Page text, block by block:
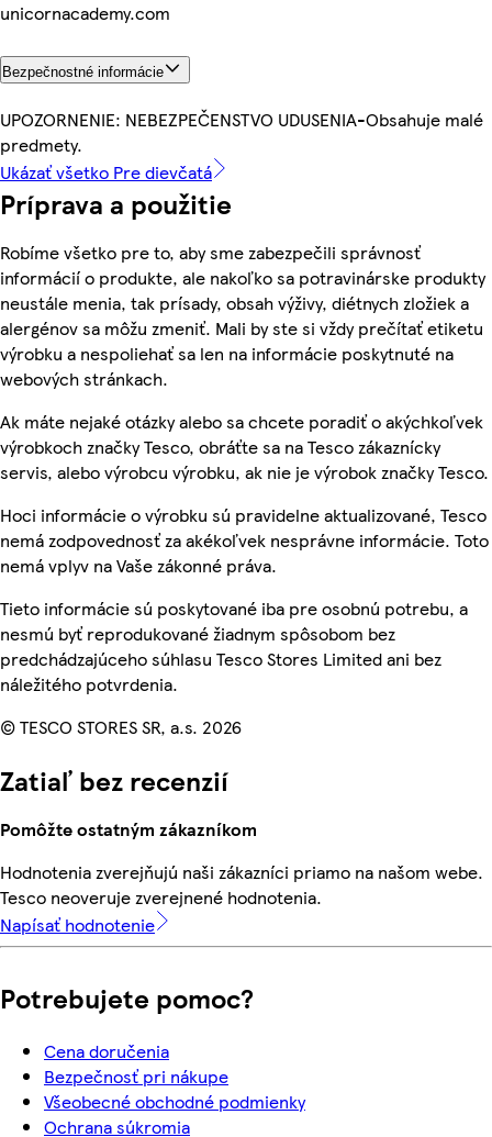
unicornacademy.com
Bezpečnostné informácie
UPOZORNENIE: NEBEZPEČENSTVO UDUSENIA-Obsahuje malé
predmety.
Ukázať všetko Pre dievčatá
Príprava a použitie
Robíme všetko pre to, aby sme zabezpečili správnosť
informácií o produkte, ale nakoľko sa potravinárske produkty
neustále menia, tak prísady, obsah výživy, diétnych zložiek a
alergénov sa môžu zmeniť. Mali by ste si vždy prečítať etiketu
výrobku a nespoliehať sa len na informácie poskytnuté na
webových stránkach.
Ak máte nejaké otázky alebo sa chcete poradiť o akýchkoľvek
výrobkoch značky Tesco, obráťte sa na Tesco zákaznícky
servis, alebo výrobcu výrobku, ak nie je výrobok značky Tesco.
Hoci informácie o výrobku sú pravidelne aktualizované, Tesco
nemá zodpovednosť za akékoľvek nesprávne informácie. Toto
nemá vplyv na Vaše zákonné práva.
Tieto informácie sú poskytované iba pre osobnú potrebu, a
nesmú byť reprodukované žiadnym spôsobom bez
predchádzajúceho súhlasu Tesco Stores Limited ani bez
náležitého potvrdenia.
© TESCO STORES SR, a.s. 2026
Zatiaľ bez recenzií
Pomôžte ostatným zákazníkom
Hodnotenia zverejňujú naši zákazníci priamo na našom webe.
Tesco neoveruje zverejnené hodnotenia.
Napísať hodnotenie
Potrebujete pomoc?
Cena doručenia
Bezpečnosť pri nákupe
Všeobecné obchodné podmienky
Ochrana súkromia